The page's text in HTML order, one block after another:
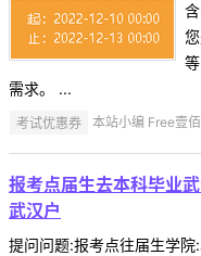
需求。 ...
考试优惠券 本站小编 Free壹
报考点届生去本科毕业
武汉户
提问问题:报考点往届生学